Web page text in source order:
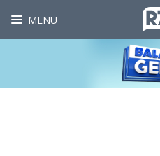
MENU